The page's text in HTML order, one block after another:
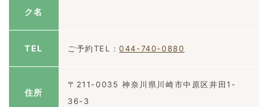
ク名
TEL ご予約TEL：044-740-0880
住所
〒211-0035 神奈川県川崎市中原区井田1-
36-3